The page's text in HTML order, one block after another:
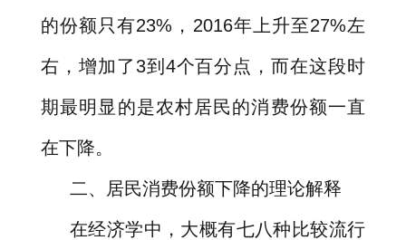
的份额只有23% ， 2016年上升至27%左
右，增加了 3到 4个百分点，而在这段时
期最明显的是农村居民的消费份额一直
在下降。
二、居民消费份额下降的理论解释
在经济学中，大概有七八种比较流行